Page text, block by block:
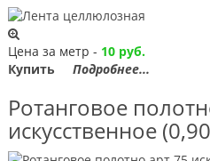
Цена за метр - 10 руб.
Купить
Подробнее...
Ротанговое
искусственное